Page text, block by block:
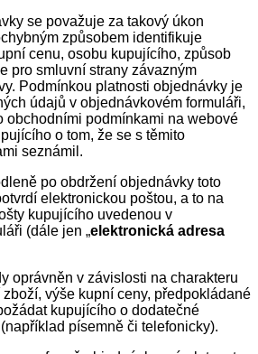
se považuje za takový úkon
způsobem identifikuje
cenu, osobu kupujícího, způsob
pro smluvní strany závazným
Podmínkou platnosti objednávky je
údajů v objednávkovém formuláři,
obchodními podmínkami na webové
o tom, že se s těmito
seznámil.
po obdržení objednávky toto
elektronickou poštou, a to na
kupujícího uvedenou v
(dále jen „elektronická adresa
oprávněn v závislosti na charakteru
výše kupní ceny, předpokládané
kupujícího o dodatečné
písemně či telefonicky).